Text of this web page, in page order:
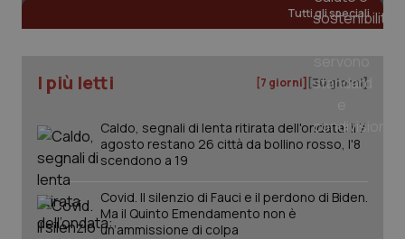
Tutti gli speciali
I più letti [7 giorni] [30 giorni]
Caldo, segnali di lenta ritirata dell'ondata: il 7
agosto restano 26 città da bollino rosso, l'8
scendono a 19
Covid. Il silenzio di Fauci e il perdono di Biden.
Ma il Quinto Emendamento non è
un’ammissione di colpa
www.quotidianosanita.it
2
.quotidianosanita.it